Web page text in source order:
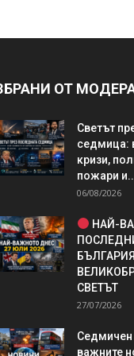
ОТ
Светът
седмица:
кризи,
пожари
06/08/2026
НАЙ-
СВЕТЪТ
27/07/2026
Седмичен
важните